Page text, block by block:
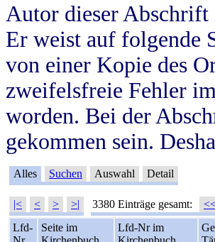
Autor dieser
Er weist auf folgende
von einer Kopie des
zweifelsfreie Fehler
worden. Bei der
gekommen sein.
Alles Suchen Auswahl Detail
|< < > >| 3380 Einträge gesamt:
Lfd-
Seite im
Lfd-Nr im